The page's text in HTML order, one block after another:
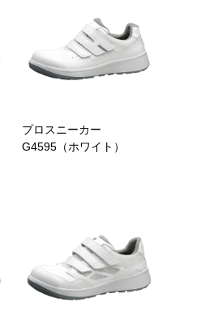
プロスニーカー
G4595（ホワイト）